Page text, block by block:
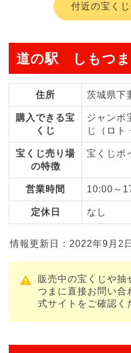
付近の宝く
道の駅 しもつま
住所 茨城県下
購入できる宝
くじ
ジャンボ
じ（ロト
宝くじ売り場
の特徴
宝くじポ
営業時間 10:00～
定休日 なし
情報更新日：2022年9月2日
販売中の宝くじや
つまに直接お問い合
式サイトをご確認く